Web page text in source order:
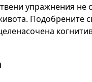
упражнения не